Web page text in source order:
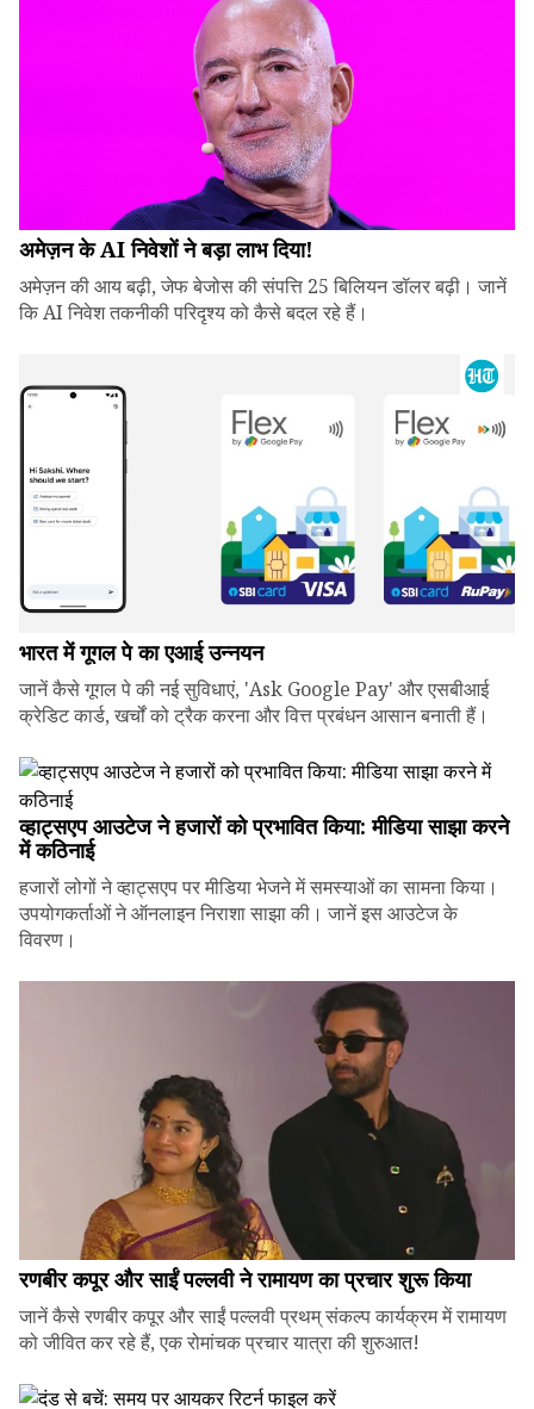
अमेज़न के AI निवेशों ने बड़ा लाभ दिया!
अमेज़न की आय बढ़ी, जेफ बेजोस की संपत्ति 25 बिलियन डॉलर बढ़ी। जानें
कि AI निवेश तकनीकी परिदृश्य को कैसे बदल रहे हैं।
भारत में गूगल पे का एआई उन्नयन
जानें कैसे गूगल पे की नई सुविधाएं, 'Ask Google Pay' और एसबीआई
क्रेडिट कार्ड, खर्चों को ट्रैक करना और वित्त प्रबंधन आसान बनाती हैं।
व्हाट्सएप आउटेज ने हजारों को प्रभावित किया: मीडिया साझा करने
में कठिनाई
हजारों लोगों ने व्हाट्सएप पर मीडिया भेजने में समस्याओं का सामना किया।
उपयोगकर्ताओं ने ऑनलाइन निराशा साझा की। जानें इस आउटेज के
विवरण।
रणबीर कपूर और साईं पल्लवी ने रामायण का प्रचार शुरू किया
जानें कैसे रणबीर कपूर और साईं पल्लवी प्रथम् संकल्प कार्यक्रम में रामायण
को जीवित कर रहे हैं, एक रोमांचक प्रचार यात्रा की शुरुआत!